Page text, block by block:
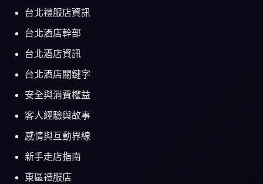
台北禮服店資訊
台北酒店幹部
台北酒店資訊
台北酒店關鍵字
安全與消費權益
客人經驗與故事
感情與互動界線
新手走店指南
東區禮服店